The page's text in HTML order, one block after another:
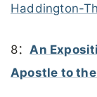
Haddington-
8： An
Apostle to